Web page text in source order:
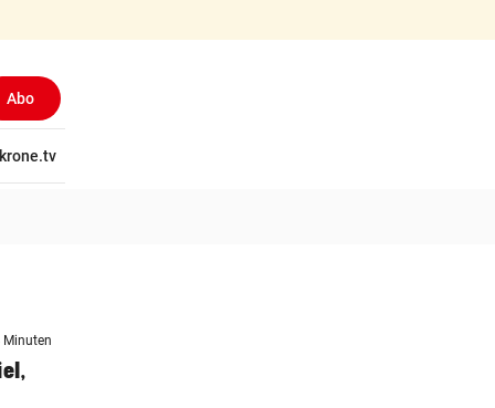
Abo
krone.tv
Minuten